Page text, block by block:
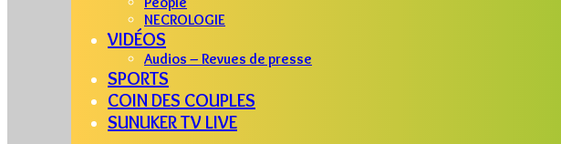
NECROLOGIE
VIDÉOS
Audios – Revues de presse
SPORTS
COIN DES COUPLES
SUNUKER TV LIVE